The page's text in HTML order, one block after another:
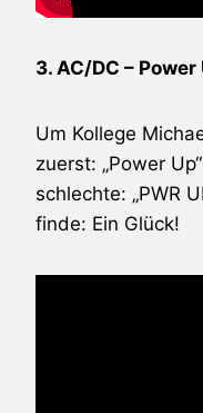
3. AC/DC – Power
Um Kollege
zuerst: „Power
schlechte: „PWR
finde: Ein Glück!